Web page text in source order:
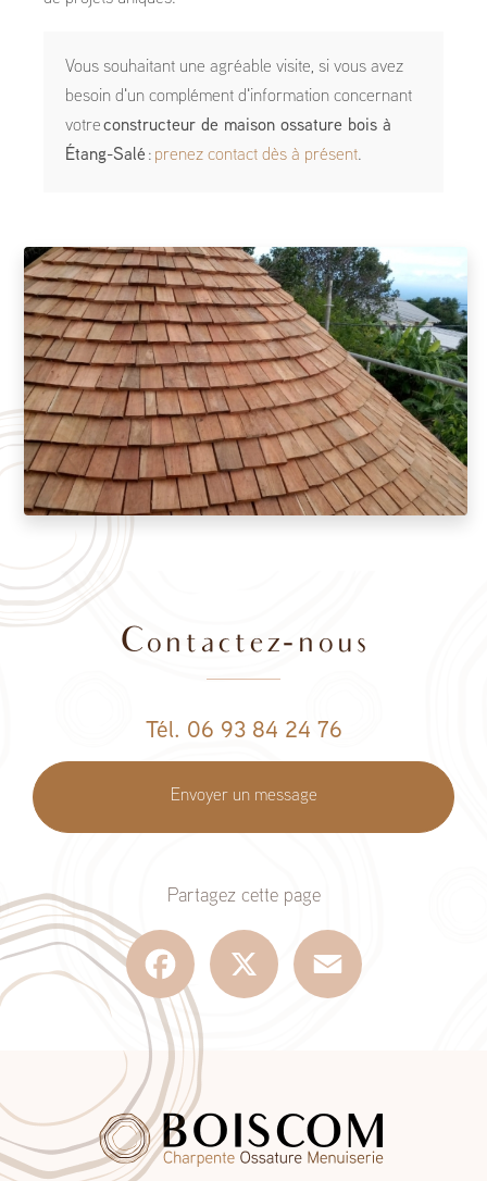
Vous souhaitant une agréable visite, si vous avez
besoin d'un complément d'information concernant
votre constructeur de maison ossature bois à
Étang-Salé : prenez contact dès à présent.
Contactez-nous
Tél. 06 93 84 24 76
Envoyer un message
Partagez cette page
Facebook